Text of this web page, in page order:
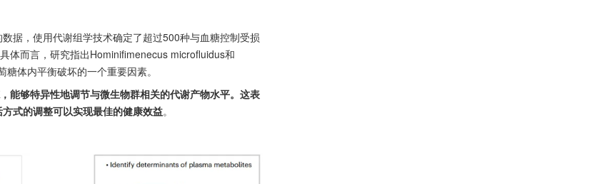
据，使用代谢组学技术确定了超过500种与血糖控制受损
体而言，研究指出Hominifimenecus microfluidus和
体内平衡破坏的一个重要因素。
能够特异性地调节与微生物群相关的代谢产物水平。这表
式的调整可以实现最佳的健康效益。